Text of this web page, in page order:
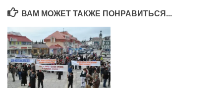
ВАМ МОЖЕТ ТАКЖЕ ПОНРАВИТЬСЯ...